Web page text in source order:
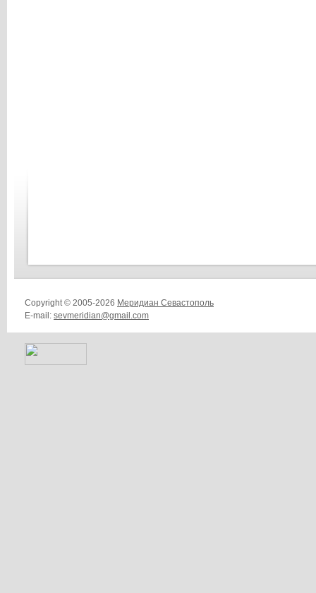
Copyright © 2005-2026 Меридиан Севастополь
E-mail: sevmeridian@gmail.com